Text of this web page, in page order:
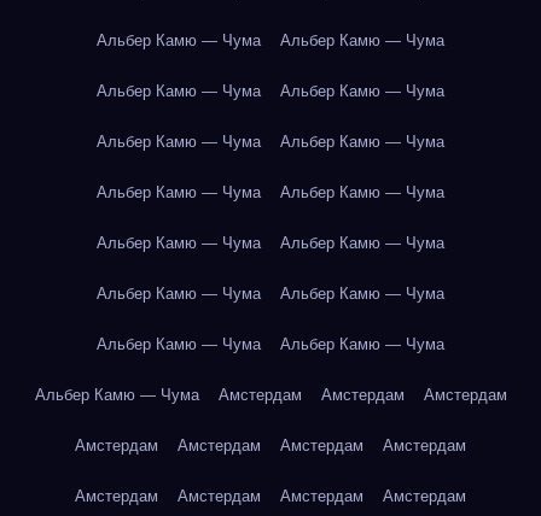
Альбер Камю — Чума Альбер Камю — Чума
Альбер Камю — Чума Альбер Камю — Чума
Альбер Камю — Чума Альбер Камю — Чума
Альбер Камю — Чума Альбер Камю — Чума
Альбер Камю — Чума Альбер Камю — Чума
Альбер Камю — Чума Альбер Камю — Чума
Альбер Камю — Чума Альбер Камю — Чума
Альбер Камю — Чума Амстердам Амстердам Амстердам
Амстердам Амстердам Амстердам Амстердам
Амстердам Амстердам Амстердам Амстердам